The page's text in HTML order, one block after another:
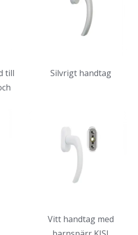
till
Silvrigt handtag
Vitt handtag med